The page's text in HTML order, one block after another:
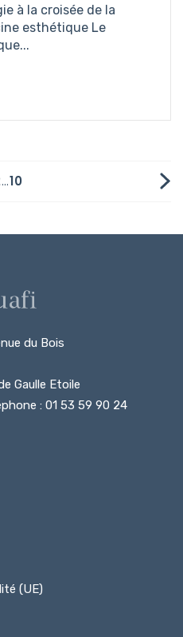
à la croisée de la
esthétique Le
…10
du Bois
Gaulle Etoile
: 01 53 59 90 24
(UE)